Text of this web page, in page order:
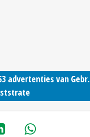
advertenties van Gebr.